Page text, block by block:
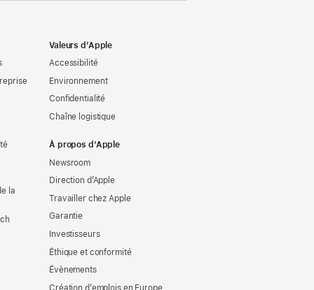
la
Valeurs d’Apple
Accessibilité
Environnement
Confidentialité
Chaîne logistique
À propos d’Apple
Newsroom
Direction d’Apple
Travailler chez Apple
Garantie
Investisseurs
Éthique et conformité
Évènements
Création d’emplois en Europe